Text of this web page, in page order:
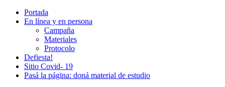
Portada
En línea y en persona
Campaña
Materiales
Protocolo
Defiesta!
Sitio Covid- 19
Pasá la página: doná material de estudio